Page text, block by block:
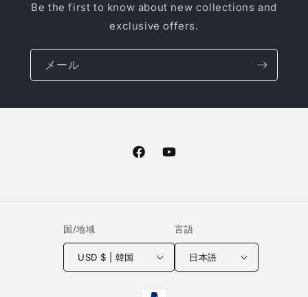
Be the first to know about new collections and
exclusive offers.
メール
FacebookYouTube
国/地域
USD $ | 韓国
言語
日本語
決